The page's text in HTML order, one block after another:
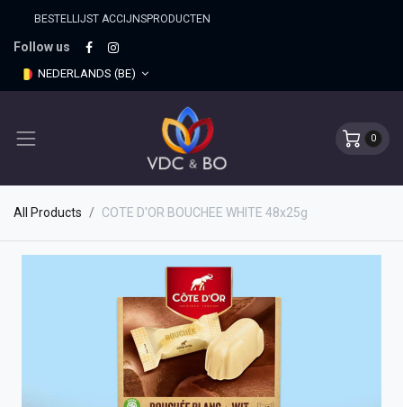
BESTELLIJST ACCIJNSPRO​DUCTEN
Follow us
NEDERLANDS (BE)
0
All Products COTE D'OR BOUCHEE WHITE 48x25g